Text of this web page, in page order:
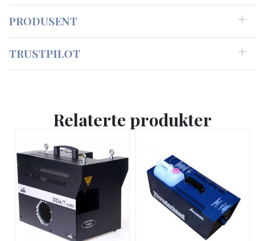
PRODUSENT
TRUSTPILOT
Relaterte produkter